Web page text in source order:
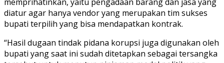
diatur agar hanya vendor yang merupakan tim sukses
bupati terpilih yang bisa mendapatkan kontrak.
“Hasil dugaan tindak pidana korupsi juga digunakan oleh
bupati yang saat ini sudah ditetapkan sebagai tersangka